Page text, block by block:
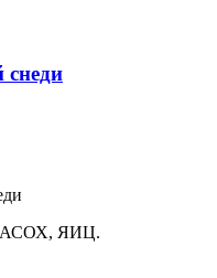
снеди
ЯИЦ.